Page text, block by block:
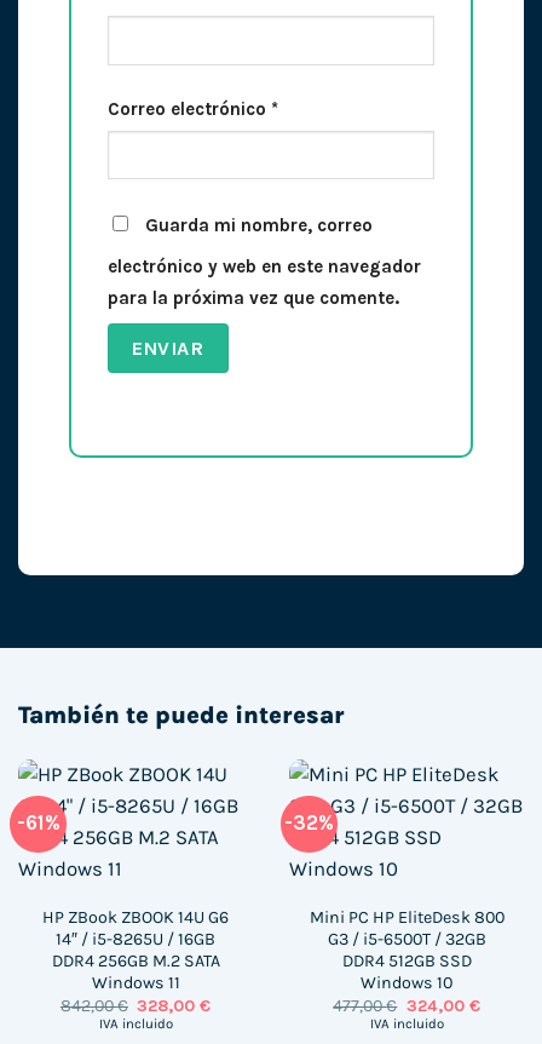
Correo electrónico *
Guarda mi nombre, correo
electrónico y web en este navegador
para la próxima vez que comente.
También te puede interesar
-61%
HP ZBook ZBOOK 14U G6
14″ / i5-8265U / 16GB
DDR4 256GB M.2 SATA
Windows 11
842,00€ El
precio
328,00€El
IVA incluido
-32%
Mini PC HP EliteDesk 800
G3 / i5-6500T / 32GB
DDR4 512GB SSD
Windows 10
477,00€ El
precio
324,00 €El
IVA incluido